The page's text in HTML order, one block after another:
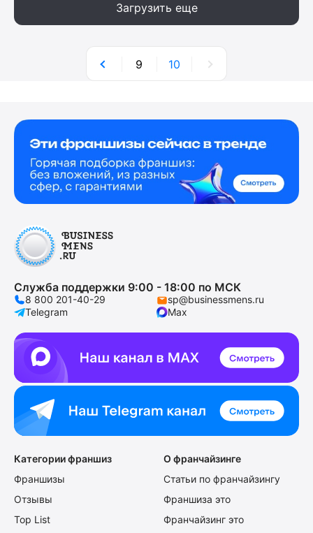
Загрузить еще
9 10
Служба поддержки 9:00 - 18:00 по МСК
8 800 201-40-29
sp@businessmens.ru
Telegram
Max
Категории франшиз
Франшизы
Отзывы
Top List
О франчайзинге
Статьи по франчайзингу
Франшиза это
Франчайзинг это